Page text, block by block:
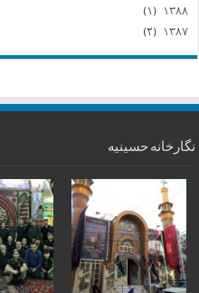
۱۳۸۸ (۱)
۱۳۸۷ (۲)
نگارخانه حسینیه